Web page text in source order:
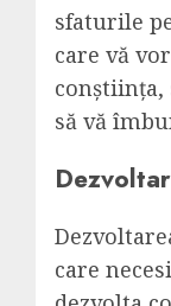
sfaturile
care vă
conștiința,
să vă
care